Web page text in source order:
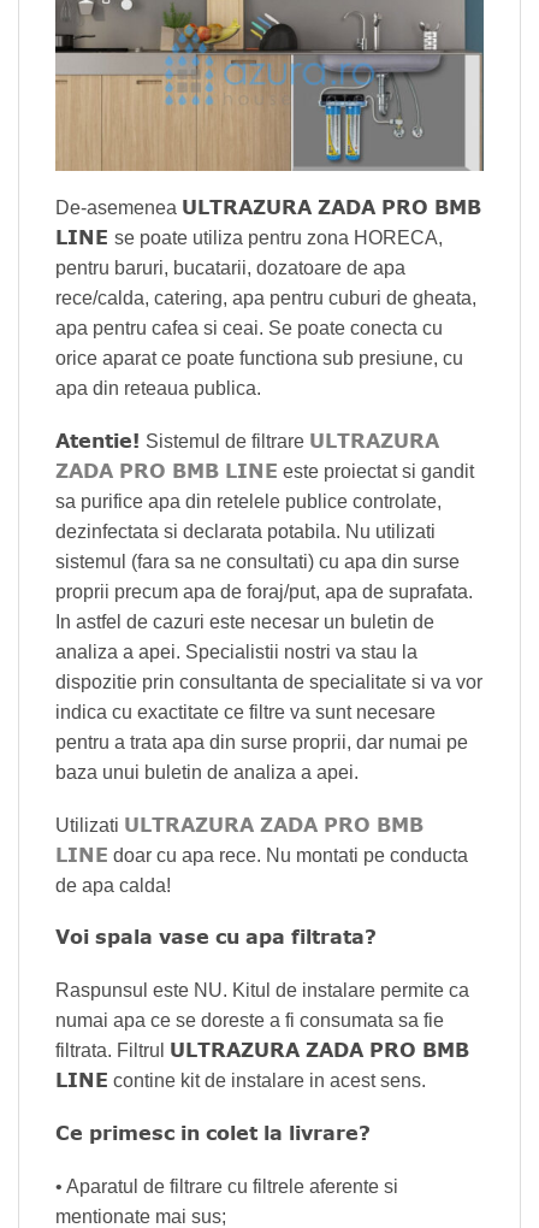
De-asemenea ULTRAZURA ZADA PRO BMB
LINE se poate utiliza pentru zona HORECA,
pentru baruri, bucatarii, dozatoare de apa
rece/calda, catering, apa pentru cuburi de gheata,
apa pentru cafea si ceai. Se poate conecta cu
orice aparat ce poate functiona sub presiune, cu
apa din reteaua publica.
Atentie! Sistemul de filtrare ULTRAZURA
ZADA PRO BMB LINE este proiectat si gandit
sa purifice apa din retelele publice controlate,
dezinfectata si declarata potabila. Nu utilizati
sistemul (fara sa ne consultati) cu apa din surse
proprii precum apa de foraj/put, apa de suprafata.
In astfel de cazuri este necesar un buletin de
analiza a apei. Specialistii nostri va stau la
dispozitie prin consultanta de specialitate si va vor
indica cu exactitate ce filtre va sunt necesare
pentru a trata apa din surse proprii, dar numai pe
baza unui buletin de analiza a apei.
Utilizati ULTRAZURA ZADA PRO BMB
LINE doar cu apa rece. Nu montati pe conducta
de apa calda!
Voi spala vase cu apa filtrata?
Raspunsul este NU. Kitul de instalare permite ca
numai apa ce se doreste a fi consumata sa fie
filtrata. Filtrul ULTRAZURA ZADA PRO BMB
LINE contine kit de instalare in acest sens.
Ce primesc in colet la livrare?
• Aparatul de filtrare cu filtrele aferente si
mentionate mai sus;